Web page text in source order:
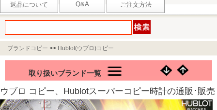
返品について Q&A ご注文方法
ブランドコピー >> Hublot(ウブロ)コピー
取り扱いブランド一覧
ウブロ コピー、Hublotスーパーコピー時計の通販･販売